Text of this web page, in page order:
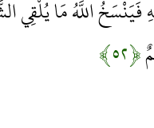
فَيَنْسَخُ اللَّهُ مَا يُلْقِي
﴿۵۲﴾